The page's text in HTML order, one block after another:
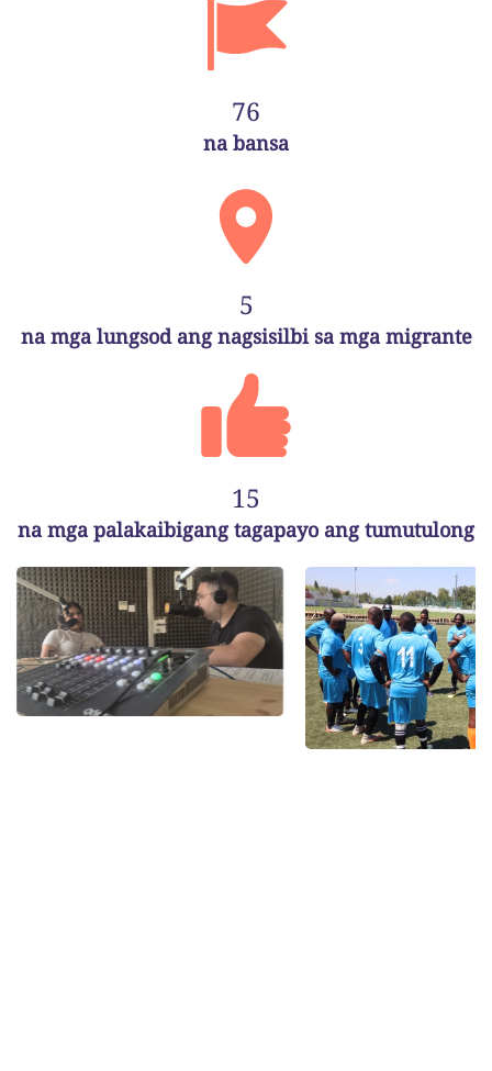
76
na bansa
5
na mga lungsod ang nagsisilbi sa mga migrante
15
na mga palakaibigang tagapayo ang tumutulong